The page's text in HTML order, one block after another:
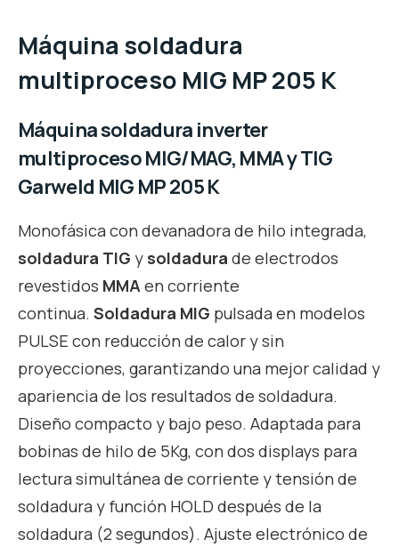
Máquina soldadura
multiproceso MIG MP 205 K
Máquina soldadura inverter
multiproceso MIG/MAG, MMA y TIG
Garweld MIG MP 205 K
Monofásica con devanadora de hilo integrada,
soldadura TIG y soldadura de electrodos
revestidos MMA en corriente
continua. Soldadura MIG pulsada en modelos
PULSE con reducción de calor y sin
proyecciones, garantizando una mejor calidad y
apariencia de los resultados de soldadura.
Diseño compacto y bajo peso. Adaptada para
bobinas de hilo de 5Kg, con dos displays para
lectura simultánea de corriente y tensión de
soldadura y función HOLD después de la
soldadura (2 segundos). Ajuste electrónico de